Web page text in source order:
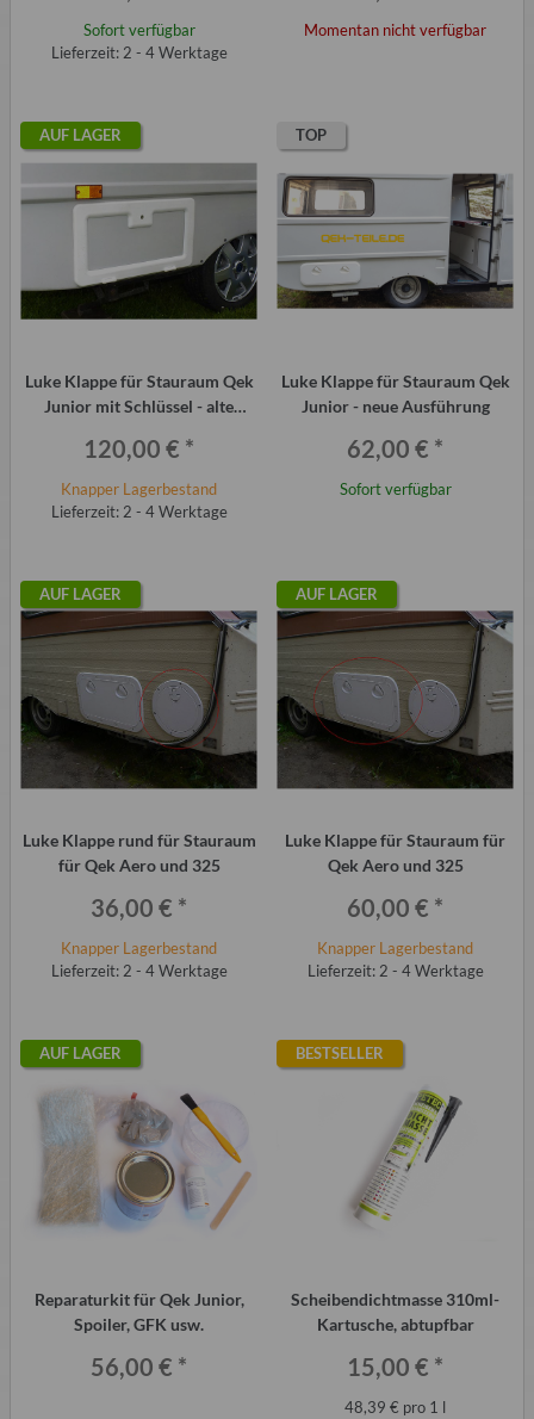
Sofort verfügbar
Lieferzeit: 2 - 4 Werktage
Momentan nicht verfügbar
AUF LAGER
Luke Klappe für Stauraum Qek
Junior mit Schlüssel - alte
120,00 € *
Knapper Lagerbestand
Lieferzeit: 2 - 4 Werktage
TOP
Luke Klappe für Stauraum Qek
Junior - neue Ausführung
62,00 € *
Sofort verfügbar
AUF LAGER
Luke Klappe rund für Stauraum
für Qek Aero und 325
36,00 € *
Knapper Lagerbestand
Lieferzeit: 2 - 4 Werktage
AUF LAGER
Luke Klappe für Stauraum für
Qek Aero und 325
60,00 € *
Knapper Lagerbestand
Lieferzeit: 2 - 4 Werktage
AUF LAGER
Reparaturkit für Qek Junior,
Spoiler, GFK usw.
56,00 € *
BESTSELLER
Scheibendichtmasse 310ml-
Kartusche, abtupfbar
15,00 € *
48,39 € pro 1 l